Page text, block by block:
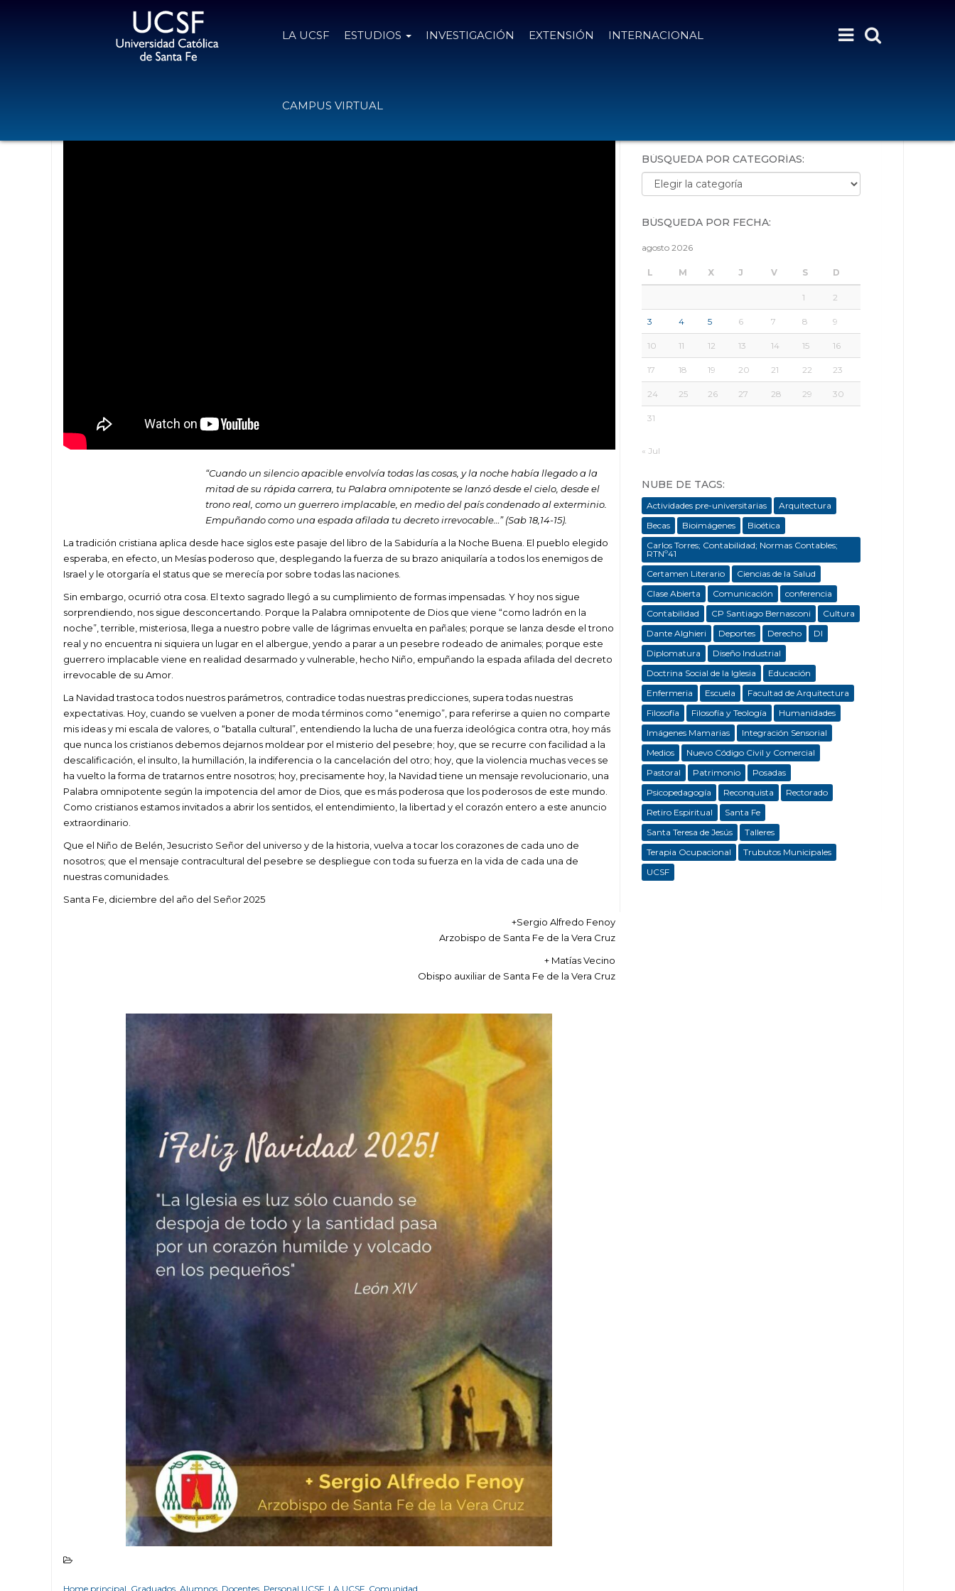
LA UCSF ESTUDIOS INVESTIGACIÓN EXTENSIÓN INTERNACIONAL
CAMPUS VIRTUAL
“Cuando un silencio apacible envolvía todas las cosas, y la noche había llegado a la
mitad de su rápida carrera, tu Palabra omnipotente se lanzó desde el cielo, desde el
trono real, como un guerrero implacable, en medio del país condenado al exterminio.
Empuñando como una espada afilada tu decreto irrevocable…” (Sab 18,14-15).
La tradición cristiana aplica desde hace siglos este pasaje del libro de la Sabiduría a la Noche Buena. El pueblo elegido
esperaba, en efecto, un Mesías poderoso que, desplegando la fuerza de su brazo aniquilaría a todos los enemigos de
Israel y le otorgaría el status que se merecía por sobre todas las naciones.
Sin embargo, ocurrió otra cosa. El texto sagrado llegó a su cumplimiento de formas impensadas. Y hoy nos sigue
sorprendiendo, nos sigue desconcertando. Porque la Palabra omnipotente de Dios que viene “como ladrón en la
noche”, terrible, misteriosa, llega a nuestro pobre valle de lágrimas envuelta en pañales; porque se lanza desde el trono
real y no encuentra ni siquiera un lugar en el albergue, yendo a parar a un pesebre rodeado de animales; porque este
guerrero implacable viene en realidad desarmado y vulnerable, hecho Niño, empuñando la espada afilada del decreto
irrevocable de su Amor.
La Navidad trastoca todos nuestros parámetros, contradice todas nuestras predicciones, supera todas nuestras
expectativas. Hoy, cuando se vuelven a poner de moda términos como “enemigo”, para referirse a quien no comparte
mis ideas y mi escala de valores, o “batalla cultural”, entendiendo la lucha de una fuerza ideológica contra otra, hoy más
que nunca los cristianos debemos dejarnos moldear por el misterio del pesebre; hoy, que se recurre con facilidad a la
descalificación, el insulto, la humillación, la indiferencia o la cancelación del otro; hoy, que la violencia muchas veces se
ha vuelto la forma de tratarnos entre nosotros; hoy, precisamente hoy, la Navidad tiene un mensaje revolucionario, una
Palabra omnipotente según la impotencia del amor de Dios, que es más poderosa que los poderosos de este mundo.
Como cristianos estamos invitados a abrir los sentidos, el entendimiento, la libertad y el corazón entero a este anuncio
extraordinario.
Que el Niño de Belén, Jesucristo Señor del universo y de la historia, vuelva a tocar los corazones de cada uno de
nosotros; que el mensaje contracultural del pesebre se despliegue con toda su fuerza en la vida de cada una de
nuestras comunidades.
Santa Fe, diciembre del año del Señor 2025
+Sergio Alfredo Fenoy
Arzobispo de Santa Fe de la Vera Cruz
+ Matías Vecino
Obispo auxiliar de Santa Fe de la Vera Cruz
Home principal Graduados Alumnos Docentes Personal UCSF LA UCSF Comunidad
BÚSQUEDA POR CATEGORÍAS:
Búsqueda por categorías:
BÚSQUEDA POR FECHA:
agosto 2026
L M X J V S D
1 2
3 4 5 6 7 8 9
10 11 12 13 14 15 16
17 18 19 20 21 22 23
24 25 26 27 28 29 30
31
« Jul
NUBE DE TAGS:
Actividades pre-universitarias
Arquitectura
Becas
Bioimágenes
Bioética
Carlos Torres; Contabilidad; Normas Contables;
RTNº41
Certamen Literario
Ciencias de la Salud
Clase Abierta
Comunicación
conferencia
Contabilidad
CP Santiago Bernasconi
Cultura
Dante Alghieri
Deportes Derecho
DI
Diplomatura
Diseño Industrial
Doctrina Social de la Iglesia
Educación
Enfermeria
Escuela
Facultad de Arquitectura
Filosofía
Filosofía y Teología
Humanidades
Imágenes Mamarias
Integración Sensorial
Medios
Nuevo Código Civil y Comercial
Pastoral
Patrimonio
Posadas
Psicopedagogía
Reconquista
Rectorado
Retiro Espiritual
Santa Fe
Santa Teresa de Jesús
Talleres
Terapia Ocupacional
Trubutos Municipales
UCSF